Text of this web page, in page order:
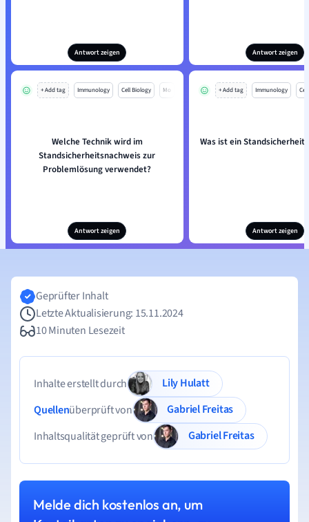
Antwort zeigen Antwort zeigen
+ Add tag Immunology Cell Biology Mo
Welche Technik wird im
Standsicherheitsnachweis zur
Problemlösung verwendet?
Antwort zeigen
+ Add tag Immunology
Was ist ein
Antwort zeigen
Geprüfter Inhalt
Letzte Aktualisierung: 15.11.2024
10 Minuten Lesezeit
Inhalte erstellt durch
Lily Hulatt
Quellenüberprüft von
Gabriel Freitas
Inhaltsqualität geprüft von
Gabriel Freitas
Melde dich kostenlos an, um